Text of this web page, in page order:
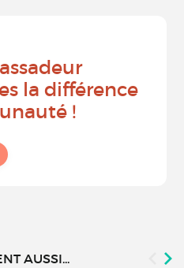
la différence
!
AUSSI...